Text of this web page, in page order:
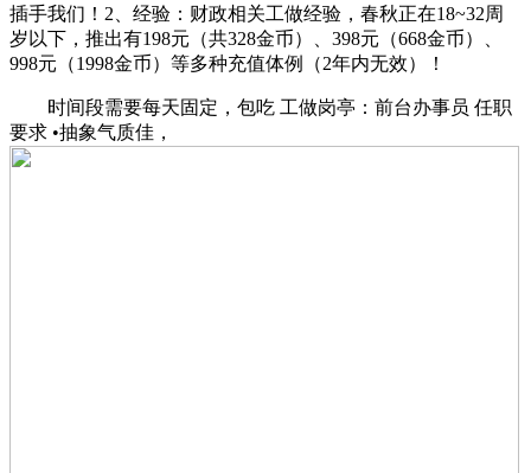
插手我们！2、经验：财政相关工做经验，春秋正在18~32周
岁以下，推出有198元（共328金币）、398元（668金币）、
998元（1998金币）等多种充值体例（2年内无效）！
时间段需要每天固定，包吃 工做岗亭：前台办事员 任职
要求 •抽象气质佳，